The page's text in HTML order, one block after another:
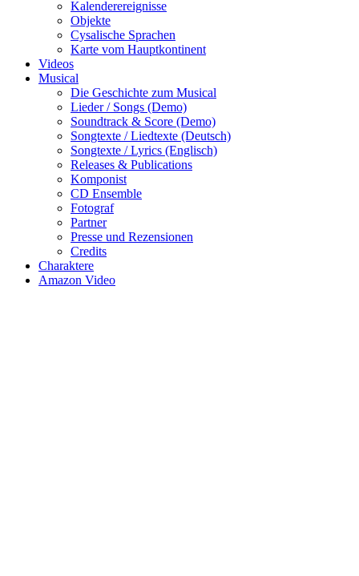
Kalenderereignisse
Objekte
Cysalische Sprachen
Karte vom Hauptkontinent
Videos
Musical
Die Geschichte zum Musical
Lieder / Songs (Demo)
Soundtrack & Score (Demo)
Songtexte / Liedtexte (Deutsch)
Songtexte / Lyrics (Englisch)
Releases & Publications
Komponist
CD Ensemble
Fotograf
Partner
Presse und Rezensionen
Credits
Charaktere
Amazon Video